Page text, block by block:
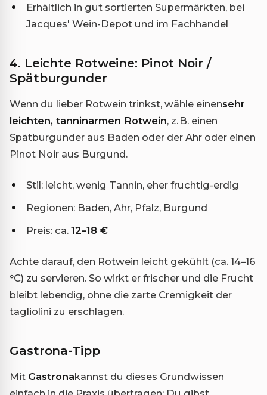
Erhältlich in gut sortierten Supermärkten, bei
Jacques' Wein-Depot und im Fachhandel
4. Leichte Rotweine: Pinot Noir /
Spätburgunder
Wenn du lieber Rotwein trinkst, wähle einensehr
leichten, tanninarmen Rotwein, z. B. einen
Spätburgunder aus Baden oder der Ahr oder einen
Pinot Noir aus Burgund.
Stil: leicht, wenig Tannin, eher fruchtig-erdig
Regionen: Baden, Ahr, Pfalz, Burgund
Preis: ca. 12–18 €
Achte darauf, den Rotwein leicht gekühlt (ca. 14–16
°C) zu servieren. So wirkt er frischer und die Frucht
bleibt lebendig, ohne die zarte Cremigkeit der
tagliolini zu erschlagen.
Gastrona-Tipp
Mit Gastronakannst du dieses Grundwissen